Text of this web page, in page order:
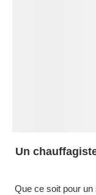
Un
Que ce soit pour